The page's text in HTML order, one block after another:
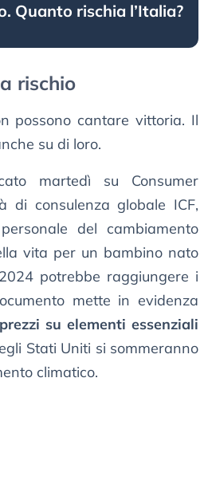
Quanto rischia l’Italia?
rischio
possono cantare vittoria. Il
su di loro.
martedì su Consumer
di consulenza globale ICF,
del cambiamento
vita per un bambino nato
potrebbe raggiungere i
mette in evidenza
su elementi essenziali
Stati Uniti si sommeranno
climatico.